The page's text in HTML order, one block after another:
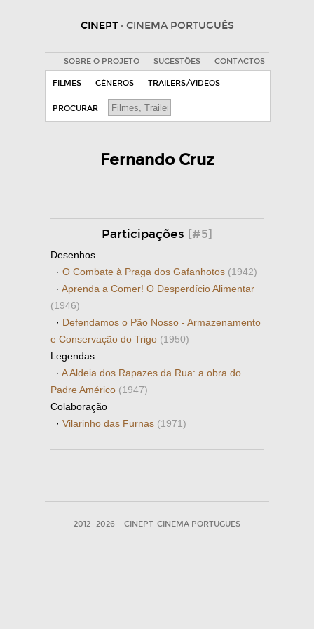
CINEPT · CINEMA PORTUGUÊS
SOBRE O PROJETO SUGESTÕES CONTACTOS
FILMES GÉNEROS TRAILERS/VIDEOS
PROCURAR
Fernando Cruz
Participações [#5]
Desenhos
· O Combate à Praga dos Gafanhotos (1942)
· Aprenda a Comer! O Desperdício Alimentar
(1946)
· Defendamos o Pão Nosso - Armazenamento
e Conservação do Trigo (1950)
Legendas
· A Aldeia dos Rapazes da Rua: a obra do
Padre Américo (1947)
Colaboração
· Vilarinho das Furnas (1971)
2012—2026 CINEPT-CINEMA PORTUGUES